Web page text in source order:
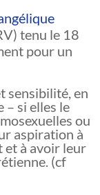
tenu le 18
pour un
sensibilité, en
– si elles le
ou
aspiration à
et à avoir leur
(cf